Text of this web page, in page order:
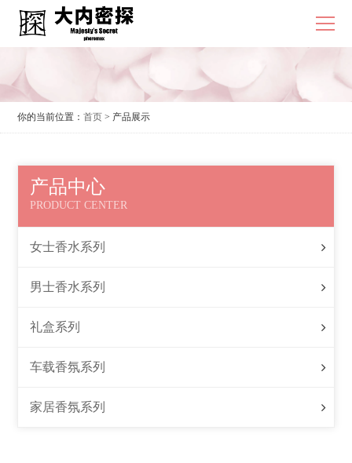
你的当前位置：首页 > 产品展示
产品中心
PRODUCT CENTER
女士香水系列
男士香水系列
礼盒系列
车载香氛系列
家居香氛系列